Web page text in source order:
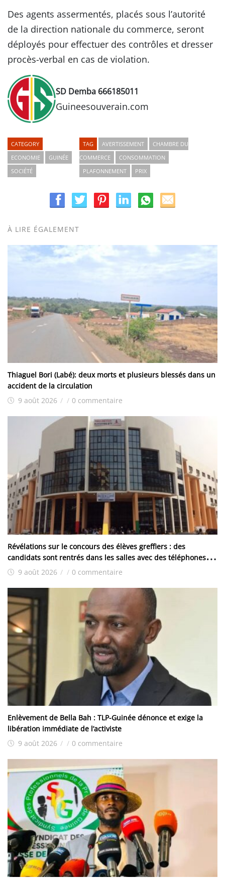
Des agents assermentés, placés sous l’autorité
de la direction nationale du commerce, seront
déployés pour effectuer des contrôles et dresser
procès-verbal en cas de violation.
SD Demba 666185011
Guineesouverain.com
CATEGORY
ECONOMIE
GUINÉE
SOCIÉTÉ
TAG AVERTISSEMENT
CHAMBRE DU
COMMERCE
CONSOMMATION
PLAFONNEMENT
PRIX
À LIRE ÉGALEMENT
Thiaguel Bori (Labé): deux morts et plusieurs blessés dans un
accident de la circulation
9 août 2026 / / 0 commentaire
Révélations sur le concours des élèves greffiers : des
candidats sont rentrés dans les salles avec des téléphones et
d’autres ont reçu les traités
9 août 2026 / / 0 commentaire
Enlèvement de Bella Bah : TLP-Guinée dénonce et exige la
libération immédiate de l’activiste
9 août 2026 / / 0 commentaire